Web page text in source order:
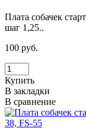
Плата собачек
шаг 1,25..
100 руб.
Купить
В закладки
В сравнение